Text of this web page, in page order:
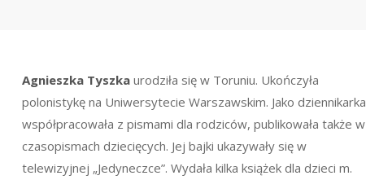
Agnieszka Tyszka urodziła się w Toruniu. Ukończyła
polonistykę na Uniwersytecie Warszawskim. Jako dziennikarka
współpracowała z pismami dla rodziców, publikowała także w
czasopismach dziecięcych. Jej bajki ukazywały się w
telewizyjnej „Jedyneczce”. Wydała kilka książek dla dzieci m.